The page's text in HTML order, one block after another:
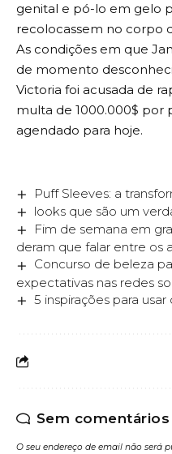
genital e pó-lo em gelo
recolocassem no corpo
As condições em que
de momento
Victoria foi acusada de
multa de 1000.000$ por
agendado para hoje.
Puff Sleeves: a
looks que são um
Fim de semana em
deram que falar entre os
Concurso de beleza
expectativas nas redes
5 inspirações para
Sem comentários
O seu endereço de email não será